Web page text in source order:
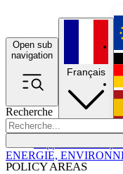
Open sub
navigation
Recherche
POLICY AREAS
Français
ENERGIE,